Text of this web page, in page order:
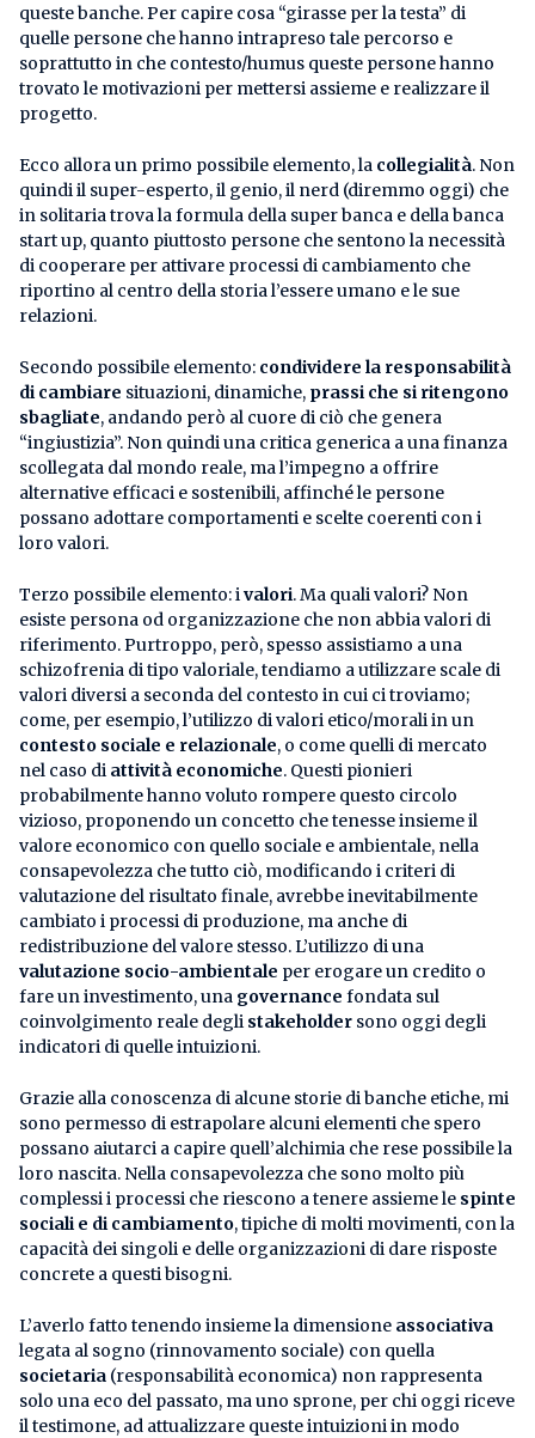
queste banche. Per capire cosa “girasse per la testa” di
quelle persone che hanno intrapreso tale percorso e
soprattutto in che contesto/humus queste persone hanno
trovato le motivazioni per mettersi assieme e realizzare il
progetto.
Ecco allora un primo possibile elemento, la collegialità. Non
quindi il super-esperto, il genio, il nerd (diremmo oggi) che
in solitaria trova la formula della super banca e della banca
start up, quanto piuttosto persone che sentono la necessità
di cooperare per attivare processi di cambiamento che
riportino al centro della storia l’essere umano e le sue
relazioni.
Secondo possibile elemento: condividere la responsabilità
di cambiare situazioni, dinamiche, prassi che si ritengono
sbagliate, andando però al cuore di ciò che genera
“ingiustizia”. Non quindi una critica generica a una finanza
scollegata dal mondo reale, ma l’impegno a offrire
alternative efficaci e sostenibili, affinché le persone
possano adottare comportamenti e scelte coerenti con i
loro valori.
Terzo possibile elemento: ivalori. Ma quali valori? Non
esiste persona od organizzazione che non abbia valori di
riferimento. Purtroppo, però, spesso assistiamo a una
schizofrenia di tipo valoriale, tendiamo a utilizzare scale di
valori diversi a seconda del contesto in cui ci troviamo;
come, per esempio, l’utilizzo di valori etico/morali in un
contesto sociale e relazionale, o come quelli di mercato
nel caso di attività economiche. Questi pionieri
probabilmente hanno voluto rompere questo circolo
vizioso, proponendo un concetto che tenesse insieme il
valore economico con quello sociale e ambientale, nella
consapevolezza che tutto ciò, modificando i criteri di
valutazione del risultato finale, avrebbe inevitabilmente
cambiato i processi di produzione, ma anche di
redistribuzione del valore stesso. L’utilizzo di una
valutazione socio-ambientale per erogare un credito o
fare un investimento, una governance fondata sul
coinvolgimento reale degli stakeholder sono oggi degli
indicatori di quelle intuizioni.
Grazie alla conoscenza di alcune storie di banche etiche, mi
sono permesso di estrapolare alcuni elementi che spero
possano aiutarci a capire quell’alchimia che rese possibile la
loro nascita. Nella consapevolezza che sono molto più
complessi i processi che riescono a tenere assieme le spinte
sociali e di cambiamento, tipiche di molti movimenti, con la
capacità dei singoli e delle organizzazioni di dare risposte
concrete a questi bisogni.
L’averlo fatto tenendo insieme la dimensione associativa
legata al sogno (rinnovamento sociale) con quella
societaria (responsabilità economica) non rappresenta
solo una eco del passato, ma uno sprone, per chi oggi riceve
il testimone, ad attualizzare queste intuizioni in modo